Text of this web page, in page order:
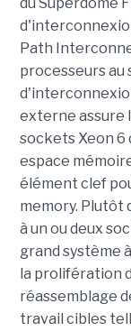
du Superdome
Path
processeurs au
externe assure
sockets Xeon 6
espace
élément clef
memory. Plutôt
à un ou deux
grand système
la prolifération
réassemblage
travail cibles